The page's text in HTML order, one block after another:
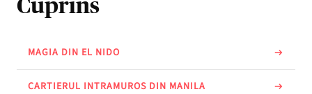
Cuprins
MAGIA DIN EL NIDO
CARTIERUL INTRAMUROS DIN MANILA